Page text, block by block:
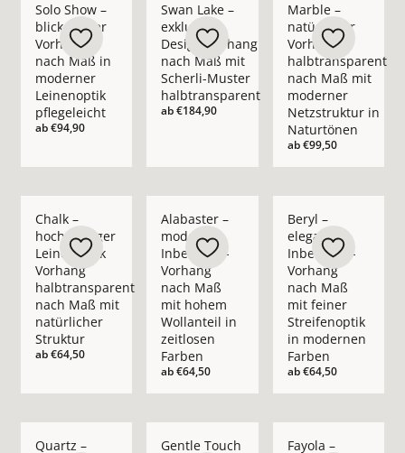
Solo Show –
blickdichter
Vorhang
nach Maß in
moderner
Leinenoptik
pflegeleicht
ab€94,90
Swan Lake –
exklusiver
Design-Vorhang
nach Maß mit
Scherli-Muster
halbtransparent
ab€184,90
Marble –
natürlicher
Vorhang
halbtransparent
nach Maß mit
moderner
Netzstruktur in
Naturtönen
ab€99,50
Chalk –
hochwertiger
Leinenoptik
Vorhang
halbtransparent
nach Maß mit
natürlicher
Struktur
ab€64,50
Alabaster –
moderner
Inbetween-
Vorhang
nach Maß
mit hohem
Wollanteil in
zeitlosen
Farben
ab€64,50
Beryl –
eleganter
Inbetween-
Vorhang
nach Maß
mit feiner
Streifenoptik
in modernen
Farben
ab€64,50
Quartz – Gentle Touch Fayola –